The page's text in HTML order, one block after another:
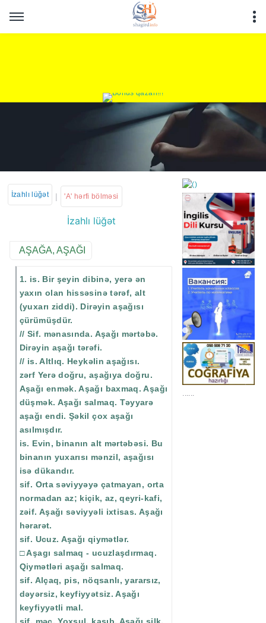
İzahlı lüğət | 'A' hərfi bölməsi
İzahlı lüğət
AŞAĞA, AŞAĞI
1. is. Bir şeyin dibinə, yerə ən
yaxın olan hissəsinə tərəf, alt
(yuxarı ziddi). Dirəyin aşağısı
çürümüşdür.
// Sif. mənasında. Aşağı mərtəbə.
Dirəyin aşağı tərəfi.
// is. Altlıq. Heykəlin aşağısı.
zərf Yerə doğru, aşağıya doğru.
Aşağı enmək. Aşağı baxmaq. Aşağı
düşmək. Aşağı salmaq. Təyyarə
aşağı endi. Şəkil çox aşağı
asılmışdır.
is. Evin, binanın alt mərtəbəsi. Bu
binanın yuxarısı mənzil, aşağısı
isə dükandır.
sif. Orta səviyyəyə çatmayan, orta
normadan az; kiçik, az, qeyri-kafi,
zəif. Aşağı səviyyəli ixtisas. Aşağı
hərarət.
sif. Ucuz. Aşağı qiymətlər.
□ Aşagı salmaq - ucuzlaşdırmaq.
Qiymətləri aşağı salmaq.
sif. Alçaq, pis, nöqsanlı, yararsız,
dəyərsiz, keyfiyyətsiz. Aşağı
keyfiyyətli mal.
https://wa.me/